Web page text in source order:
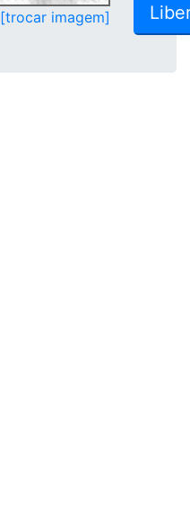
[trocar imagem]